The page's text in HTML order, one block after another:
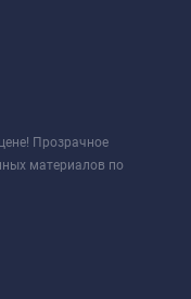
Прозрачное
материалов по